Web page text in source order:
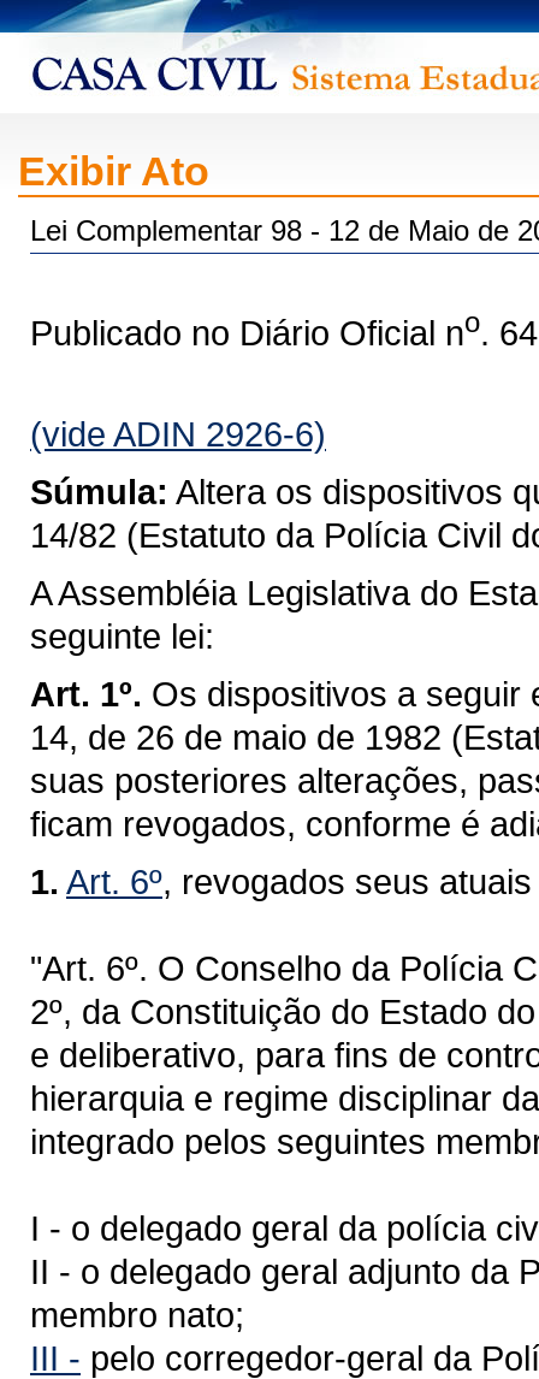
Exibir Ato
Lei Complementar 98 - 12 de Maio de
Publicado no Diário Oficial no.
(vide ADIN 2926-6)
Súmula: Altera os dispositivos
14/82 (Estatuto da Polícia Civil
A Assembléia Legislativa do
seguinte lei:
Art. 1º. Os dispositivos a seguir
14, de 26 de maio de 1982
suas posteriores alterações,
ficam revogados, conforme é
1. Art. 6º, revogados seus
"Art. 6º. O Conselho da Polícia
2º, da Constituição do Estado
e deliberativo, para fins de
hierarquia e regime disciplinar
integrado pelos seguintes
I - o delegado geral da polícia
II - o delegado geral adjunto da
membro nato;
III - pelo corregedor-geral da